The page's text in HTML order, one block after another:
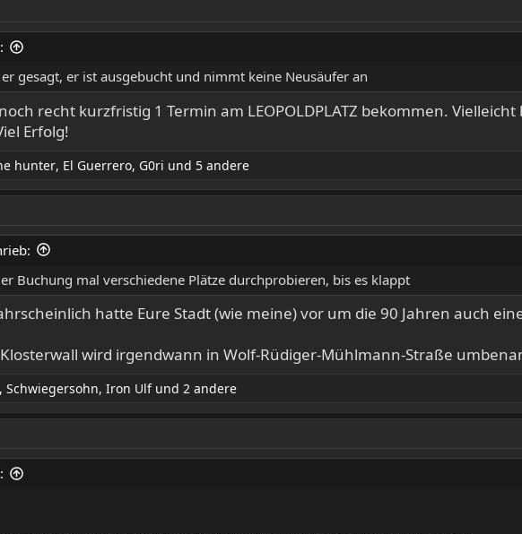
gesagt, er ist ausgebucht und nimmt keine Neusäufer an
recht kurzfristig 1 Termin am LEOPOLDPLATZ bekommen.
Erfolg!
hunter, El Guerrero, G0ri und 5 andere
Buchung mal verschiedene Plätze durchprobieren, bis es klappt
hatte Eure Stadt (wie meine) vor um die 90 Jahren auch
wird irgendwann in Wolf-Rüdiger-Mühlmann-Straße
, Schwiegersohn, Iron Ulfund 2 andere